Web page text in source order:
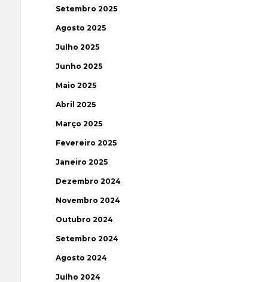
Setembro 2025
Agosto 2025
Julho 2025
Junho 2025
Maio 2025
Abril 2025
Março 2025
Fevereiro 2025
Janeiro 2025
Dezembro 2024
Novembro 2024
Outubro 2024
Setembro 2024
Agosto 2024
Julho 2024